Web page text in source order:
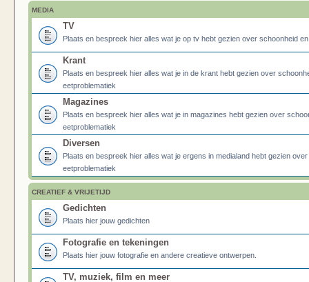
MEDIA
TV
Plaats en bespreek hier alles wat je op tv hebt gezien over schoonheid
Krant
Plaats en bespreek hier alles wat je in de krant hebt gezien over
eetproblematiek
Magazines
Plaats en bespreek hier alles wat je in magazines hebt gezien over
eetproblematiek
Diversen
Plaats en bespreek hier alles wat je ergens in medialand hebt gezien
eetproblematiek
CREATIEF & VRIJETIJD
Gedichten
Plaats hier jouw gedichten
Fotografie en tekeningen
Plaats hier jouw fotografie en andere creatieve ontwerpen.
TV, muziek, film en meer